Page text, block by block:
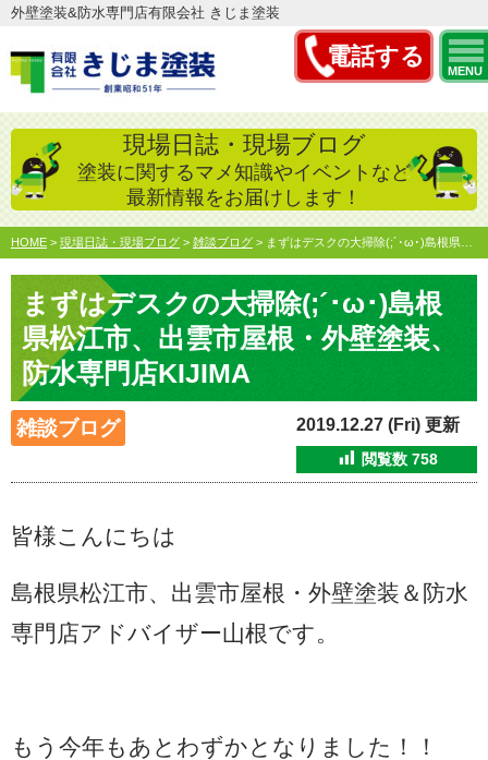
電話する
MENU
外壁塗装&防水専門店有限会社 きじま塗装
現場日誌・現場ブログ
塗装に関するマメ知識やイベントなど
最新情報をお届けします！
HOME > 現場日誌・現場ブログ > 雑談ブログ > まずはデスクの大掃除(;´･ω･)島根県松江市、出雲市屋根…
まずはデスクの大掃除(;´･ω･)島根
県松江市、出雲市屋根・外壁塗装、
防水専門店KIJIMA
雑談ブログ 2019.12.27 (Fri) 更新
閲覧数 758
皆様こんにちは
島根県松江市、出雲市屋根・外壁塗装＆防水
専門店アドバイザー山根です。
もう今年もあとわずかとなりました！！